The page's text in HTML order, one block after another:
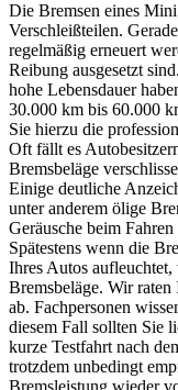
Die Bremsen eines
Verschleißteilen.
regelmäßig erneuert
Reibung ausgesetzt
hohe Lebensdauer
30.000 km bis 60.000
Sie hierzu die
Oft fällt es
Bremsbeläge
Einige deutliche
unter anderem ölige
Geräusche beim
Spätestens wenn die
Ihres Autos
Bremsbeläge. Wir raten
ab. Fachpersonen
diesem Fall sollten Sie
kurze Testfahrt nach
trotzdem unbedingt
Bremsleistung wieder